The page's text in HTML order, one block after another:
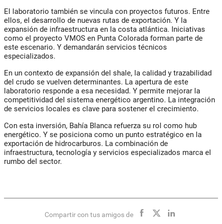
El laboratorio también se vincula con proyectos futuros. Entre
ellos, el desarrollo de nuevas rutas de exportación. Y la
expansión de infraestructura en la costa atlántica. Iniciativas
como el proyecto VMOS en Punta Colorada forman parte de
este escenario. Y demandarán servicios técnicos
especializados.
En un contexto de expansión del shale, la calidad y trazabilidad
del crudo se vuelven determinantes. La apertura de este
laboratorio responde a esa necesidad. Y permite mejorar la
competitividad del sistema energético argentino. La integración
de servicios locales es clave para sostener el crecimiento.
Con esta inversión, Bahía Blanca refuerza su rol como hub
energético. Y se posiciona como un punto estratégico en la
exportación de hidrocarburos. La combinación de
infraestructura, tecnología y servicios especializados marca el
rumbo del sector.
Compartir con tus amigos de